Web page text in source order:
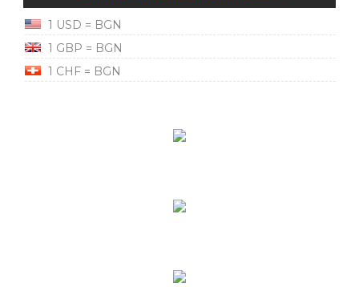
1 USD = BGN
1 GBP = BGN
1 CHF = BGN